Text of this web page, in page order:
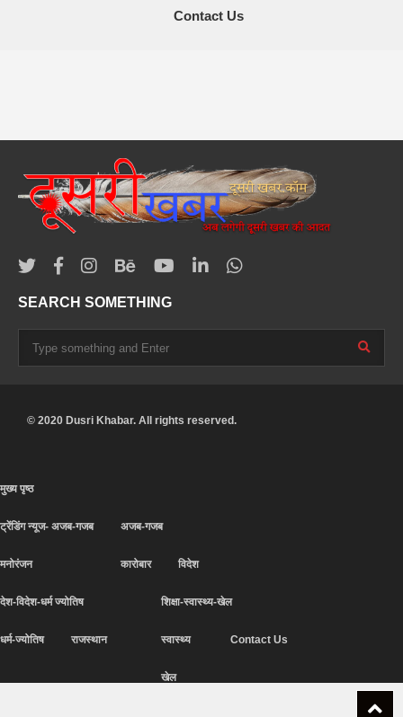
Contact Us
SEARCH SOMETHING
© 2020 Dusri Khabar. All rights reserved.
मुख्य पृष्ठ
ट्रेंडिंग न्यूज- अजब-गजब
मनोरंजन
अजब-गजब
कारोबार विदेश
देश-विदेश-धर्म ज्योतिष
धर्म-ज्योतिष राजस्थान
शिक्षा-स्वास्थ्य-खेल
स्वास्थ्य
खेल
Contact Us